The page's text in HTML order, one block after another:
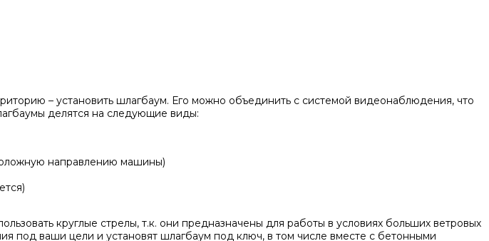
– установить шлагбаум. Его можно объединить с системой видеонаблюдения, что
делятся на следующие виды:
направлению машины)
круглые стрелы, т.к. они предназначены для работы в условиях больших ветровых
под ваши цели и установят шлагбаум под ключ, в том числе вместе с бетонными